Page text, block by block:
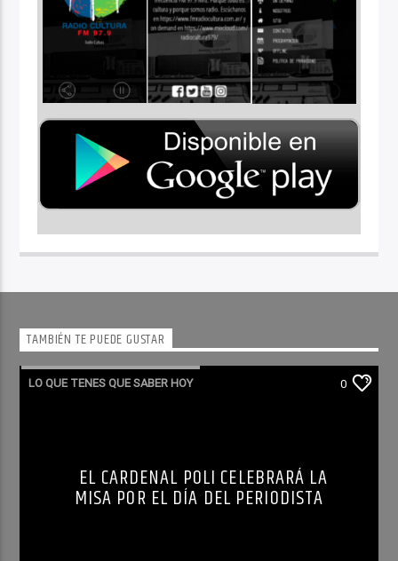
TAMBIÉN TE PUEDE GUSTAR
LO QUE TENES QUE SABER HOY 0
EL CARDENAL POLI CELEBRARÁ LA
MISA POR EL DÍA DEL PERIODISTA